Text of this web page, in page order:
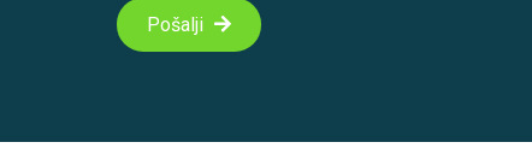
Pošalji